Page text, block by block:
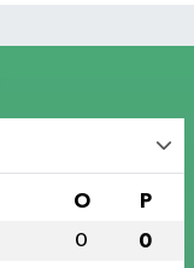
O P
0 0